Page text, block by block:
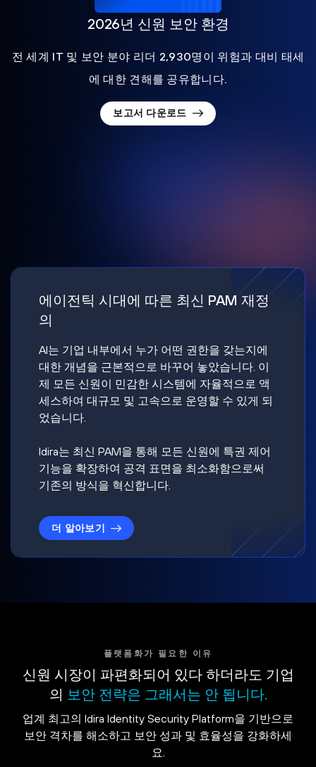
2026년 신원 보안 환경
전 세계 IT 및 보안 분야 리더 2,930명이 위험과 대비 태세
에 대한 견해를 공유합니다.
보고서 다운로드
에이전틱 시대에 따른 최신 PAM 재정
의
AI는 기업 내부에서 누가 어떤 권한을 갖는지에
대한 개념을 근본적으로 바꾸어 놓았습니다. 이
제 모든 신원이 민감한 시스템에 자율적으로 액
세스하여 대규모 및 고속으로 운영할 수 있게 되
었습니다.
Idira는 최신 PAM을 통해 모든 신원에 특권 제어
기능을 확장하여 공격 표면을 최소화함으로써
기존의 방식을 혁신합니다.
더 알아보기
플랫폼화가 필요한 이유
신원 시장이 파편화되어 있다 하더라도 기업
의 보안 전략은 그래서는 안 됩니다.
업계 최고의 Idira Identity Security Platform을 기반으로
보안 격차를 해소하고 보안 성과 및 효율성을 강화하세
요.